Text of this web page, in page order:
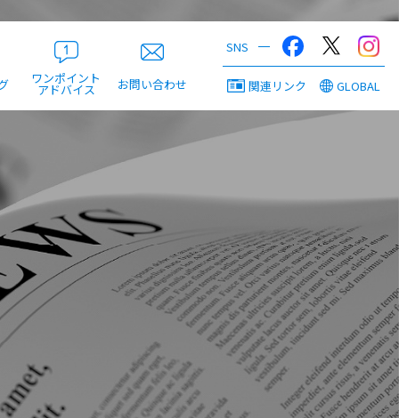
ワンポイント
アドバイス お問い合わせ 関連リンク GLOBAL